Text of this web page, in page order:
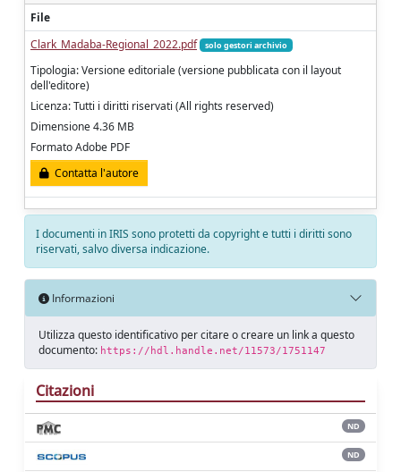
File
Clark_Madaba-Regional_2022.pdf
solo gestori archivio
Tipologia: Versione editoriale (versione pubblicata con il layout
dell'editore)
Licenza: Tutti i diritti riservati (All rights reserved)
Dimensione 4.36 MB
Formato Adobe PDF
Contatta l'autore
I documenti in IRIS sono protetti da copyright e tutti i diritti sono
riservati, salvo diversa indicazione.
Informazioni
Utilizza questo identificativo per citare o creare un link a questo
documento: https://hdl.handle.net/11573/1751147
Citazioni
ND
ND